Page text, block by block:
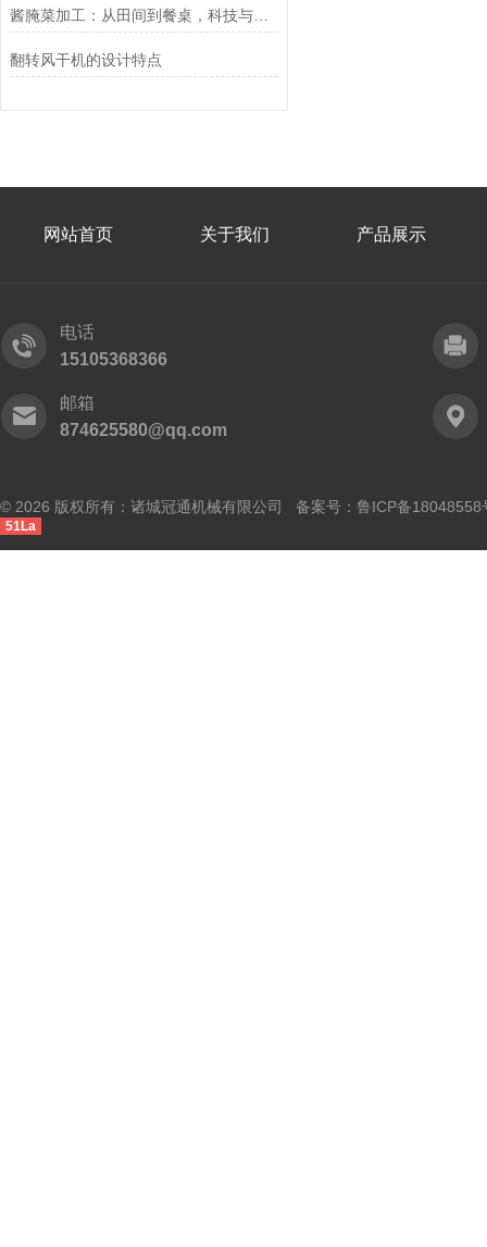
酱腌菜加工：从田间到餐桌，科技与传统的融合
翻转风干机的设计特点
网站首页 关于我们 产品展示
电话
15105368366
邮箱
874625580@qq.com
© 2026 版权所有：诸城冠通机械有限公司 备案号： 鲁ICP备18048558
51La